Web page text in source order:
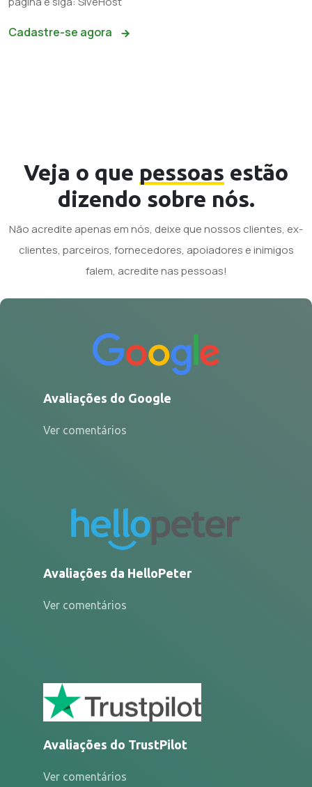
Cadastre-se agora
Veja o que pessoas estão
dizendo sobre nós.
Não acredite apenas em nós, deixe que nossos clientes, ex-
clientes, parceiros, fornecedores, apoiadores e inimigos
falem, acredite nas pessoas!
Avaliações do Google
Ver comentários
Avaliações da HelloPeter
Ver comentários
Avaliações do TrustPilot
Ver comentários